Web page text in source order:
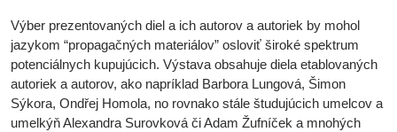
Výber prezentovaných diel a ich autorov a autoriek by mohol
jazykom “propagačných materiálov” osloviť široké spektrum
potenciálnych kupujúcich. Výstava obsahuje diela etablovaných
autoriek a autorov, ako napríklad Barbora Lungová, Šimon
Sýkora, Ondřej Homola, no rovnako stále študujúcich umelcov a
umelkýň Alexandra Surovková či Adam Žufníček a mnohých